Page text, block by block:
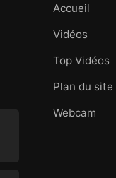
Accueil
Vidéos
Top Vidéos
Plan du site
Webcam